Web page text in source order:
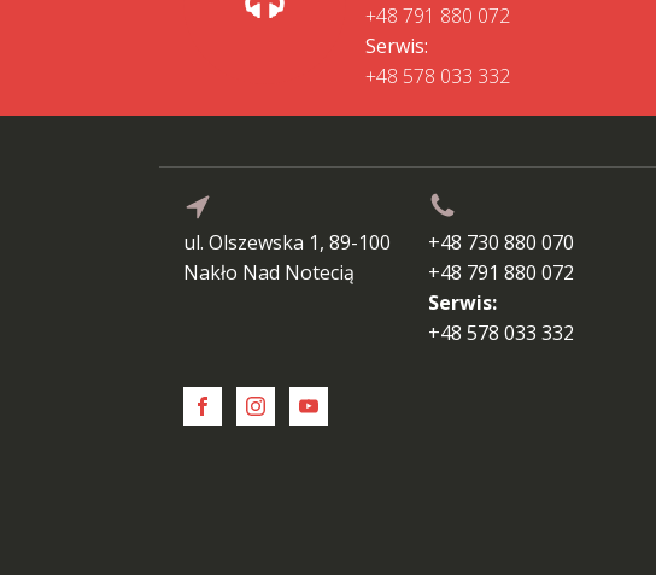
+48 791 880 072
Serwis:
+48 578 033 332
ul. Olszewska 1, 89-100
Nakło Nad Notecią
+48 730 880 070
+48 791 880 072
Serwis:
+48 578 033 332